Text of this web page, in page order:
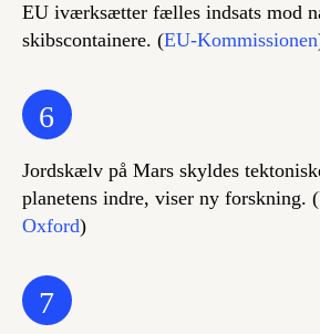
EU iværksætter fælles indsats mod
skibscontainere. (EU-Kommissionen
6
Jordskælv på Mars skyldes
planetens indre, viser ny forskning. (
Oxford)
7